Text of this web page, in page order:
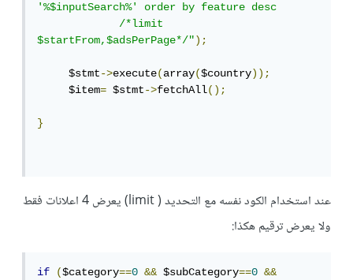
'%$inputSearch%' order by feature desc
/*limit
$startFrom,$adsPerPage*/");
$stmt->execute(array($country));
$item= $stmt->fetchAll();
}
عند استخدام الكود نفسه مع التحديد ( limit) يعرض 4 اعلانات فقط
ولا يعرض ترقيم هكذا:
if ($category==0 && $subCategory==0
&&